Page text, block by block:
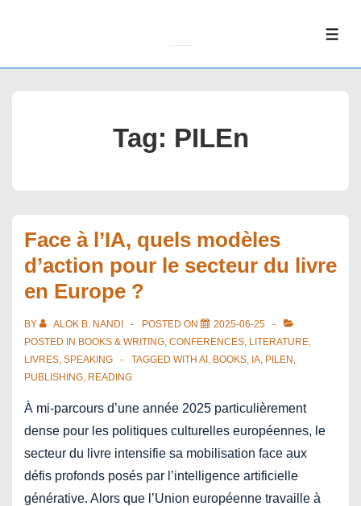
Tag: PILEn
Face à l’IA, quels modèles
d’action pour le secteur du livre
en Europe ?
BY ALOK B. NANDI POSTED ON
2025-06-25
POSTED IN BOOKS & WRITING, CONFERENCES, LITERATURE,
LIVRES, SPEAKING TAGGED WITH AI , BOOKS, IA, PILEN ,
PUBLISHING, READING
À mi-parcours d’une année 2025 particulièrement
dense pour les politiques culturelles européennes, le
secteur du livre intensifie sa mobilisation face aux
défis profonds posés par l’intelligence artificielle
générative. Alors que l’Union européenne travaille à